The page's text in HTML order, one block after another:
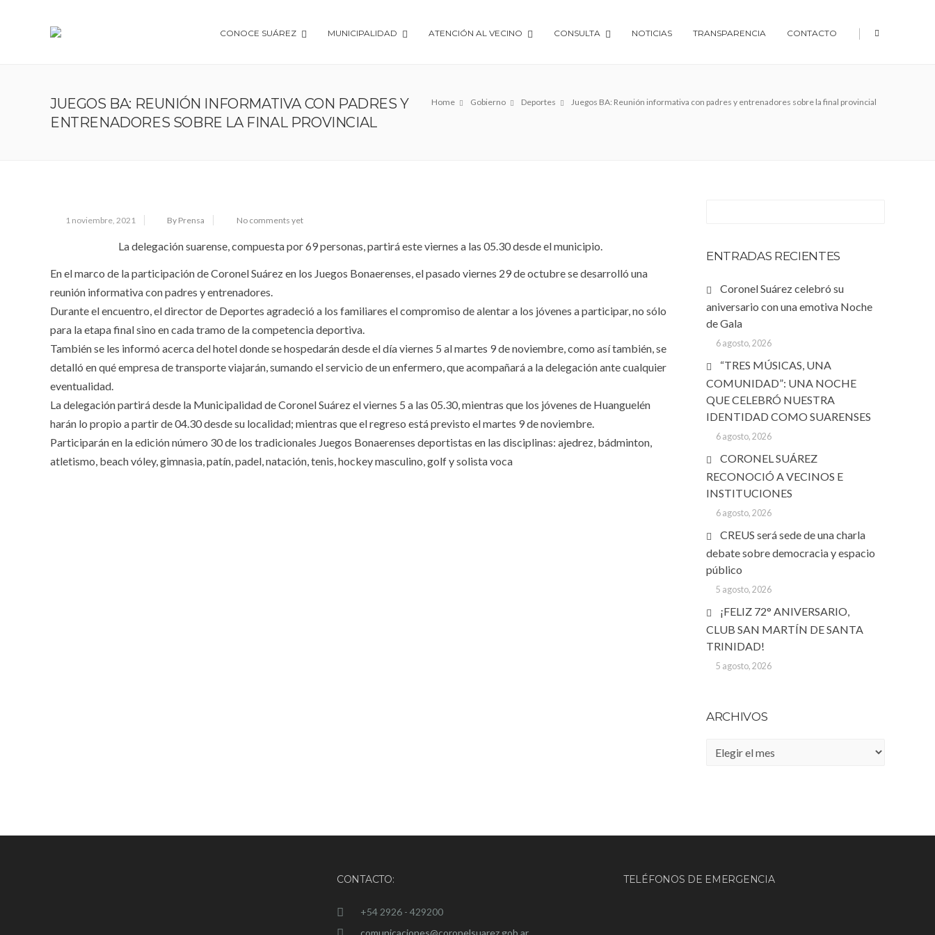
CONOCE SUÁREZ MUNICIPALIDAD ATENCIÓN AL VECINO CONSULTA NOTICIAS TRANSPARENCIA CONTACTO |
Home Gobierno Deportes Juegos BA: Reunión informativa con padres y entrenadores sobre la final provincial
JUEGOS BA: REUNIÓN INFORMATIVA CON PADRES Y
ENTRENADORES SOBRE LA FINAL PROVINCIAL
1 noviembre, 2021 By Prensa No comments yet
La delegación suarense, compuesta por 69 personas, partirá este viernes a las 05.30 desde el municipio.
En el marco de la participación de Coronel Suárez en los Juegos Bonaerenses, el pasado viernes 29 de octubre se desarrolló una
reunión informativa con padres y entrenadores.
Durante el encuentro, el director de Deportes agradeció a los familiares el compromiso de alentar a los jóvenes a participar, no sólo
para la etapa final sino en cada tramo de la competencia deportiva.
También se les informó acerca del hotel donde se hospedarán desde el día viernes 5 al martes 9 de noviembre, como así también, se
detalló en qué empresa de transporte viajarán, sumando el servicio de un enfermero, que acompañará a la delegación ante cualquier
eventualidad.
La delegación partirá desde la Municipalidad de Coronel Suárez el viernes 5 a las 05.30, mientras que los jóvenes de Huanguelén
harán lo propio a partir de 04.30 desde su localidad; mientras que el regreso está previsto el martes 9 de noviembre.
Participarán en la edición número 30 de los tradicionales Juegos Bonaerenses deportistas en las disciplinas: ajedrez, bádminton,
atletismo, beach vóley, gimnasia, patín, padel, natación, tenis, hockey masculino, golf y solista voca
ENTRADAS RECIENTES
Coronel Suárez celebró su
aniversario con una emotiva Noche
de Gala
6 agosto, 2026
“TRES MÚSICAS, UNA
COMUNIDAD”: UNA NOCHE
QUE CELEBRÓ NUESTRA
IDENTIDAD COMO SUARENSES
6 agosto, 2026
CORONEL SUÁREZ
RECONOCIÓ A VECINOS E
INSTITUCIONES
6 agosto, 2026
CREUS será sede de una charla
debate sobre democracia y espacio
público
5 agosto, 2026
¡FELIZ 72° ANIVERSARIO,
CLUB SAN MARTÍN DE SANTA
TRINIDAD!
5 agosto, 2026
ARCHIVOS
Archivos
CONTACTO:
+54 2926 - 429200
comunicaciones@coronelsuarez.gob.ar
TELÉFONOS DE EMERGENCIA